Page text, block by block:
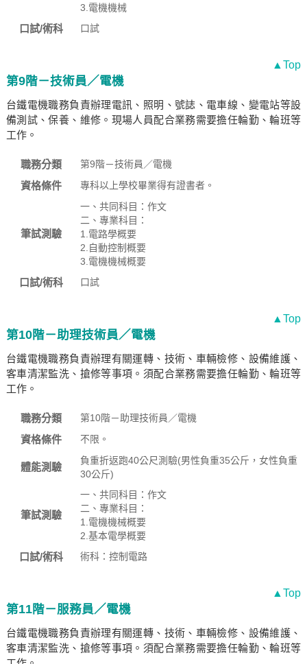
3.電機機械
口試/術科 口試
▲Top
第9階－技術員／電機
台鐵電機職務負責辦理電訊、照明、號誌、電車線、變電站等設
備測試、保養、維修。現場人員配合業務需要擔任輪勤、輪班等
工作。
職務分類 第9階－技術員／電機
資格條件 專科以上學校畢業得有證書者。
筆試測驗
一、共同科目：作文
二、專業科目：
1.電路學概要
2.自動控制概要
3.電機機械概要
口試/術科 口試
▲Top
第10階－助理技術員／電機
台鐵電機職務負責辦理有關運轉、技術、車輛檢修、設備維護、
客車清潔監洗、搶修等事項。須配合業務需要擔任輪勤、輪班等
工作。
職務分類 第10階－助理技術員／電機
資格條件 不限。
體能測驗
負重折返跑40公尺測驗(男性負重35公斤，女性負重
30公斤)
筆試測驗
一、共同科目：作文
二、專業科目：
1.電機機械概要
2.基本電學概要
口試/術科 術科：控制電路
▲Top
第11階－服務員／電機
台鐵電機職務負責辦理有關運轉、技術、車輛檢修、設備維護、
客車清潔監洗、搶修等事項。須配合業務需要擔任輪勤、輪班等